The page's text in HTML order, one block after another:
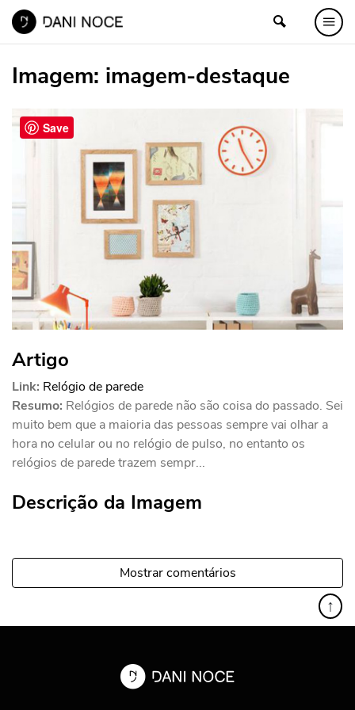
Imagem: imagem-destaque
Artigo
Link: Relógio de parede
Resumo: Relógios de parede não são coisa do passado. Sei
muito bem que a maioria das pessoas sempre vai olhar a
hora no celular ou no relógio de pulso, no entanto os
relógios de parede trazem sempr...
Descrição da Imagem
Mostrar comentários
↑
Save